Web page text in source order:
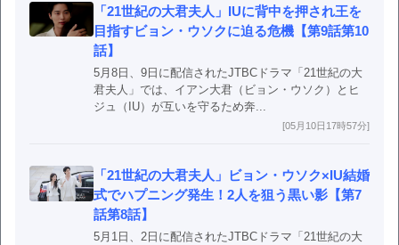
「21世紀の大君夫人」IUに背中を押され王を
目指すビョン・ウソクに迫る危機【第9話第10
話】
5月8日、9日に配信されたJTBCドラマ「21世紀の大
君夫人」では、イアン大君（ビョン・ウソク）とヒ
ジュ（IU）が互いを守るため奔...
[05月10日17時57分]
「21世紀の大君夫人」ビョン・ウソク×IU結婚
式でハプニング発生！2人を狙う黒い影【第7
話第8話】
5月1日、2日に配信されたJTBCドラマ「21世紀の大